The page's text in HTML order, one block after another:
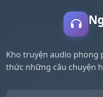
Kho truyện audio phong
thức những câu chuyện